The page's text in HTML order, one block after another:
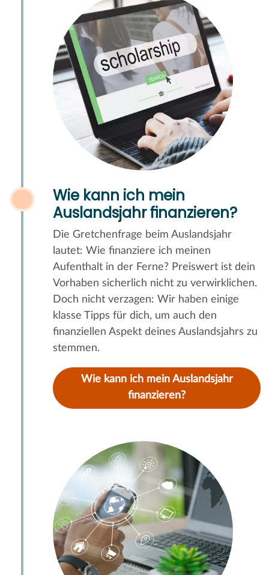
Wie kann ich mein
Auslandsjahr finanzieren?
Die Gretchenfrage beim Auslandsjahr
lautet: Wie finanziere ich meinen
Aufenthalt in der Ferne? Preiswert ist dein
Vorhaben sicherlich nicht zu verwirklichen.
Doch nicht verzagen: Wir haben einige
klasse Tipps für dich, um auch den
finanziellen Aspekt deines Auslandsjahrs zu
stemmen.
Wie kann ich mein Auslandsjahr
finanzieren?